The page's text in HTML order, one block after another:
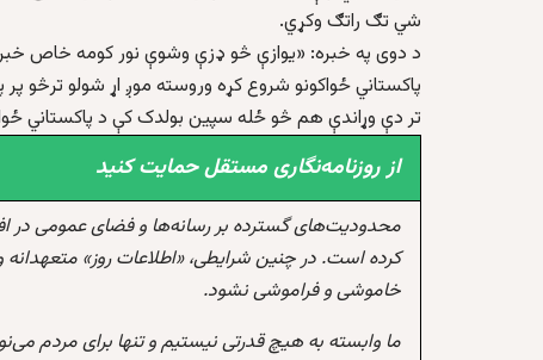
شي تګ راتګ وکړي.
د دوی په خبره: «يوازې څو ډزې وشوې نور کومه خاص
پاکستاني ځواکونو شروع کړه وروسته موږ اړ شولو ترڅو پر
تر دې وړاندې هم څو ځله سپین بولدک کې د پاکستاني
از روزنامه‌نگاری مستقل حمایت کنید
محدودیت‌های گسترده بر رسانه‌ها و فضای عمومی در
کرده است. در چنین شرایطی، «اطلاعات روز»
خاموشی و فراموشی نشود.
ما وابسته به هیچ قدرتی نیستیم و تنها برای مردم